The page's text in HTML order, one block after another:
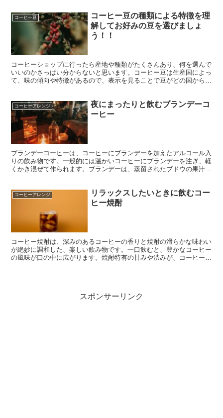
コーヒー豆
コーヒー豆の種類による特徴を理
解してお好みの豆を選びましょ
う！！
コーヒーショップに行ったら産地や種類がたくさんあり、何を選んで
いいのかさっぱい分からないと思います。コーヒー豆は生産国によっ
て、味の傾向や特徴があるので、表示を見ることで豆がどの国から来
コーヒーアレンジ
夜にまったりと飲むブランデーコ
ーヒー
ブランデーコーヒーは、コーヒーにブランデーを加えたアルコール入
りの飲み物です。一般的には温かいコーヒーにブランデーを注ぎ、軽
くかき混ぜて作られます。ブランデーは、蒸留されたブドウの果汁か
まれることが多いです。温かいコーヒーとアルコールの組み合わせに
より、体を温めるだけでなく、リラックス効果も得られるとされてい
ます。ブランデーのアルコール度数によっては、アルコールの軽い酔
いも楽しむことができます。
コーヒーアレンジ
リラックスしたいときに飲むコー
ヒー焼酎
コーヒー焼酎は、深みのあるコーヒーの香りと焼酎の滑らかな味わい
が絶妙に調和した、楽しい飲み物です。一口飲むと、豊かなコーヒー
の風味が口の中に広がります。焼酎特有の甘みや渋みが、コーヒーの
訪れます。また、カフェ好きな方にもおすすめです。コーヒーの風味
スポンサーリンク